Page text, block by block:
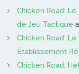
Chicken Road:
de Jeu Tactique
Chicken Road:
Établissement
Chicken Road: